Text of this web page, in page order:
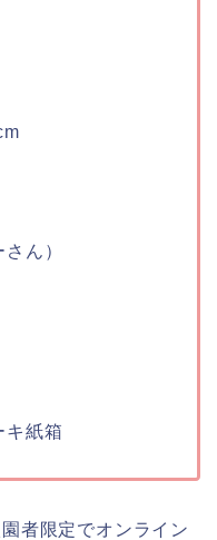
ん）
キ紙箱
者限定でオンライン